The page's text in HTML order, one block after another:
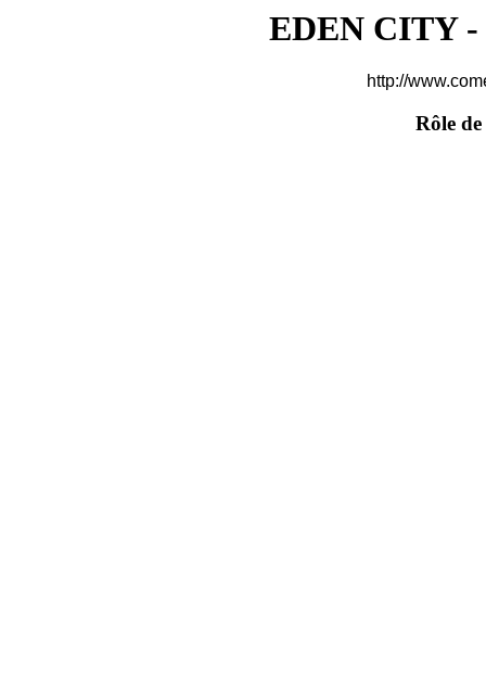
EDEN CITY -
http://
Rôle